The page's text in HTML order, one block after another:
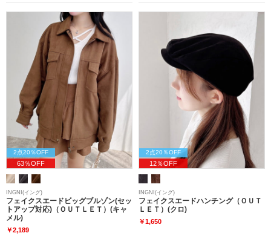
2点20％OFF
63％OFF
INGNI(イング)
フェイクスエードビッグブルゾン(セッ
トアップ対応)（ＯＵＴＬＥＴ）(キャ
メル)
￥2,189
2点20％OFF
12％OFF
INGNI(イング)
フェイクスエードハンチング（ＯＵＴ
ＬＥＴ）(クロ)
￥1,650